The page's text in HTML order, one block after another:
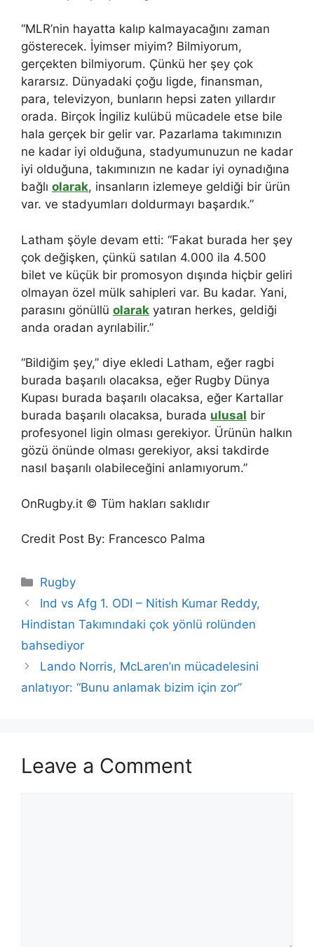
“MLR’nin hayatta kalıp kalmayacağını zaman
gösterecek. İyimser miyim? Bilmiyorum,
gerçekten bilmiyorum. Çünkü her şey çok
kararsız. Dünyadaki çoğu ligde, finansman,
para, televizyon, bunların hepsi zaten yıllardır
orada. Birçok İngiliz kulübü mücadele etse bile
hala gerçek bir gelir var. Pazarlama takımınızın
ne kadar iyi olduğuna, stadyumunuzun ne kadar
iyi olduğuna, takımınızın ne kadar iyi oynadığına
bağlı olarak, insanların izlemeye geldiği bir ürün
var. ve stadyumları doldurmayı başardık.”
Latham şöyle devam etti: “Fakat burada her şey
çok değişken, çünkü satılan 4.000 ila 4.500
bilet ve küçük bir promosyon dışında hiçbir geliri
olmayan özel mülk sahipleri var. Bu kadar. Yani,
parasını gönüllü olarak yatıran herkes, geldiği
anda oradan ayrılabilir.”
“Bildiğim şey,” diye ekledi Latham, eğer ragbi
burada başarılı olacaksa, eğer Rugby Dünya
Kupası burada başarılı olacaksa, eğer Kartallar
burada başarılı olacaksa, burada ulusal bir
profesyonel ligin olması gerekiyor. Ürünün halkın
gözü önünde olması gerekiyor, aksi takdirde
nasıl başarılı olabileceğini anlamıyorum.”
OnRugby.it © Tüm hakları saklıdır
Credit Post By: Francesco Palma
Categories
Rugby
Ind vs Afg 1. ODI – Nitish Kumar Reddy,
Hindistan Takımındaki çok yönlü rolünden
bahsediyor
Lando Norris, McLaren’ın mücadelesini
anlatıyor: “Bunu anlamak bizim için zor”
Leave a Comment